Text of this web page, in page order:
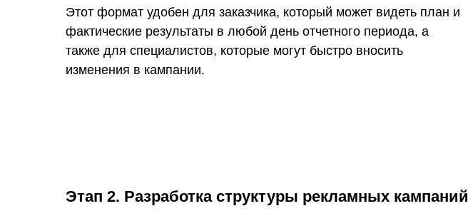
Этот формат удобен для заказчика, который может видеть план и
фактические результаты в любой день отчетного периода, а
также для специалистов, которые могут быстро вносить
изменения в кампании.
Этап 2. Разработка структуры рекламных кампаний